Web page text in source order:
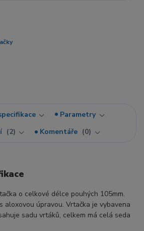
Parametry
2 Komentáře 0
o celkové délce pouhých 105mm.
aloxovou úpravou. Vrtačka je vybavena
sadu vrtáků, celkem má celá seda